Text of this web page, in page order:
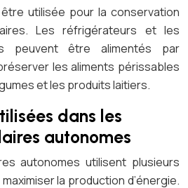
utilisée pour la conservation
Les réfrigérateurs et les
peuvent être alimentés par
les aliments périssables
et les produits laitiers.
dans les
autonomes
autonomes utilisent plusieurs
la production d’énergie.